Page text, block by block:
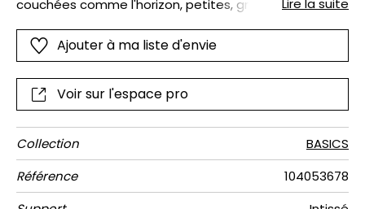
couchées comme l'horizon, petites, grandes, colorées
vifs, lumineux, pastel... pour une touche wahou dans la
déco de la maison. Pratique pour des murs de géant,
ni connu.
Lire la suite
Ajouter à ma liste d'envie
Voir sur l'espace pro
Collection
BASICS
Référence
104053678